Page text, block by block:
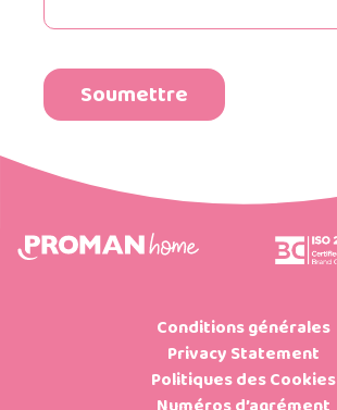
Conditions générales
Privacy Statement
Politiques des Cookies